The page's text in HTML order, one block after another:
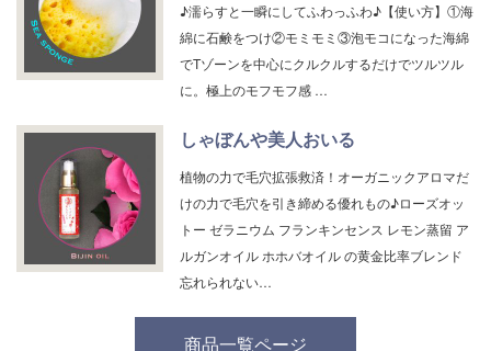
♪濡らすと一瞬にしてふわっふわ♪【使い方】①海
綿に石鹸をつけ②モミモミ③泡モコになった海綿
でTゾーンを中心にクルクルするだけでツルツル
に。極上のモフモフ感 …
しゃぼんや美人おいる
植物の力で毛穴拡張救済！オーガニックアロマだ
けの力で毛穴を引き締める優れもの♪ローズオッ
トー ゼラニウム フランキンセンス レモン蒸留 ア
ルガンオイル ホホバオイル の黄金比率ブレンド
忘れられない…
商品一覧ページ